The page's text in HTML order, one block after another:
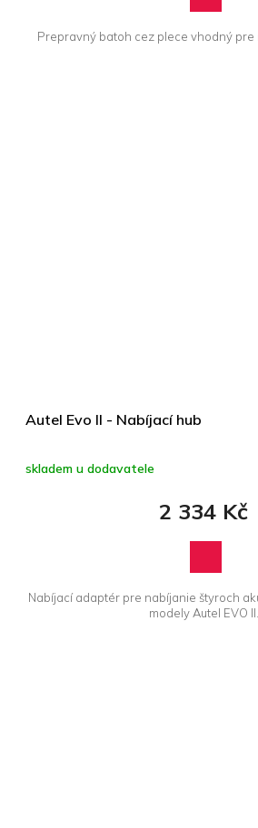
Prepravný batoh cez plece vhodný pre
Autel Evo II - Nabíjací hub
skladem u dodavatele
2 334 Kč
Nabíjací adaptér pre nabíjanie štyroch
modely Autel EVO II.